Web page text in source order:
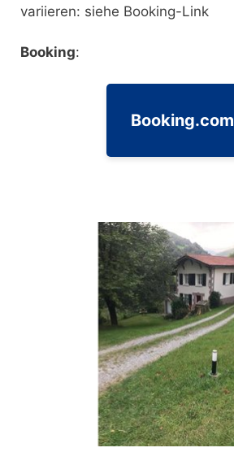
variieren: siehe Booking-Link
Booking:
Booking.com